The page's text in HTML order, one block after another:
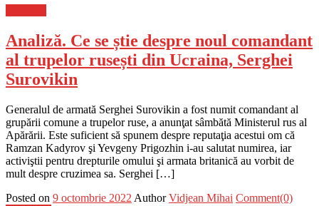
Analiză. Ce se știe despre noul comandant
al trupelor rusești din Ucraina, Serghei
Surovikin
Generalul de armată Serghei Surovikin a fost numit comandant al
grupării comune a trupelor ruse, a anunţat sâmbătă Ministerul rus al
Apărării. Este suficient să spunem despre reputaţia acestui om că
Ramzan Kadyrov şi Yevgeny Prigozhin i-au salutat numirea, iar
activiştii pentru drepturile omului şi armata britanică au vorbit de
mult despre cruzimea sa. Serghei […]
Posted on 9 octombrie 2022 Author Vidjean Mihai Comment(0)